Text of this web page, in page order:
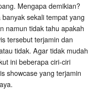
Mengapa demikian?
sekali tempat yang
namun tidak tahu apakah
tersebut terjamin dan
tidak. Agar tidak mudah
ini beberapa ciri-ciri
showcase yang terjamin